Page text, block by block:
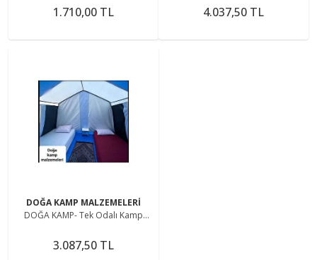
1.710,00 TL 4.037,50 TL
DOĞA KAMP MALZEMELERİ
DOĞA KAMP- Tek Odalı Kamp
3.087,50 TL